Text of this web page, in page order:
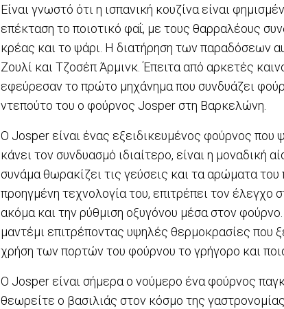
Είναι γνωστό ότι η ισπανική κουζίνα είναι
επέκταση το ποιοτικό φαΐ, με τους θαρραλέους
κρέας και το ψάρι. Η διατήρηση των παραδόσεων
Ζουλί και Τζοσέπ Άρμινκ. Έπειτα από αρκετές
εφεύρεσαν το πρώτο μηχάνημα που συνδυάζει
ντεπούτο του ο φούρνος Josper στη Βαρκελώνη.
Ο Josper είναι ένας εξειδικευμένος φούρνος που
κάνει τον συνδυασμό ιδιαίτερο, είναι η μοναδική
συνάμα θωρακίζει τις γεύσεις και τα αρώματα
προηγμένη τεχνολογία του, επιτρέπει τον έλεγχο
ακόμα και την ρύθμιση οξυγόνου μέσα στον
μαντέμι επιτρέποντας υψηλές θερμοκρασίες που
χρήση των πορτών του φούρνου το γρήγορο και
Ο Josper είναι σήμερα ο νούμερο ένα φούρνος
θεωρείτε ο βασιλιάς στον κόσμο της